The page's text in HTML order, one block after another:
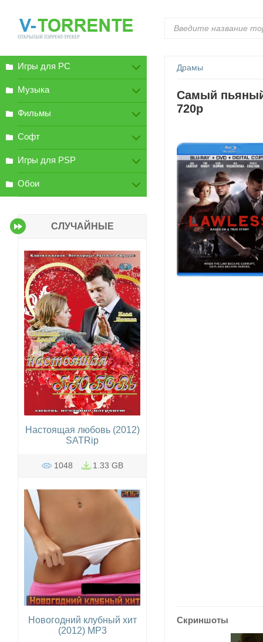
Драмы
Самый пьяный
720p
Скриншоты
Игры для PC
Музыка
Фильмы
Софт
Игры для PSP
Обои
СЛУЧАЙНЫЕ
Настоящая любовь (2012)
SATRip
1048 1.33 GB
Новогодний клубный хит
(2012) MP3